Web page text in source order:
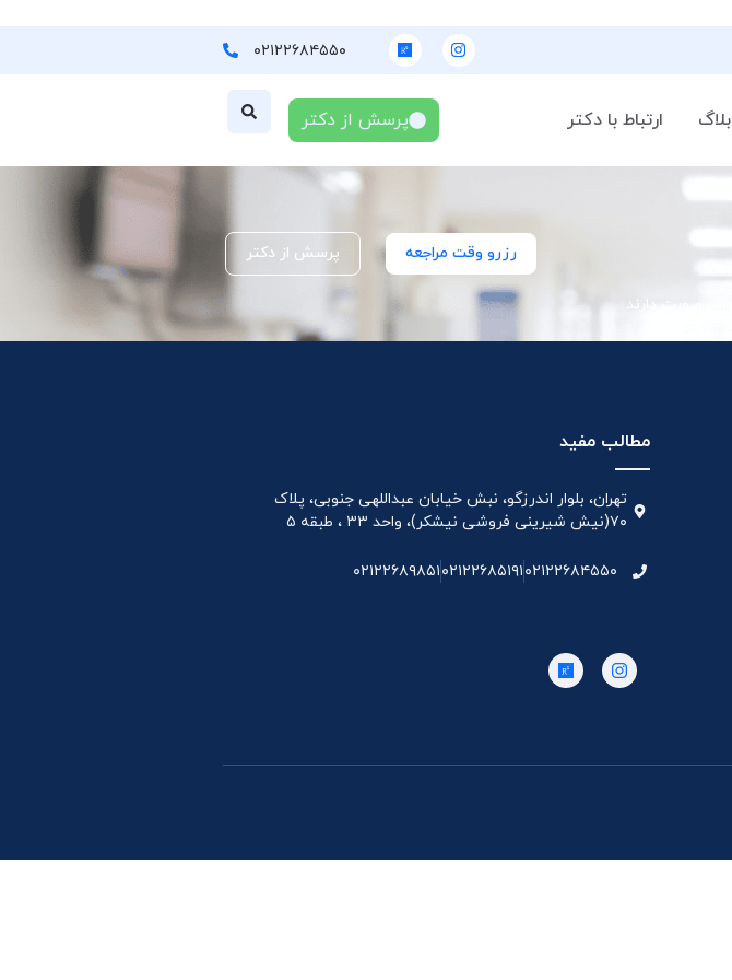
۰۲۱۲۲۶۸۴۵۵۰
بلاگ ارتباط با دکتر پرسش از دکتر
صورت دارند
رزرو وقت مراجعه پرسش از دکتر
مطالب مفید
تهران، بلوار اندرزگو، نبش خیابان عبداللهی جنوبی، پلاک
۷۰(نیش شیرینی فروشی نیشکر)، واحد ۳۳ ، طبقه ۵
۰۲۱۲۲۶۸۴۵۵۰۰۲۱۲۲۶۸۵۱۹۱۰۲۱۲۲۶۸۹۸۵۱